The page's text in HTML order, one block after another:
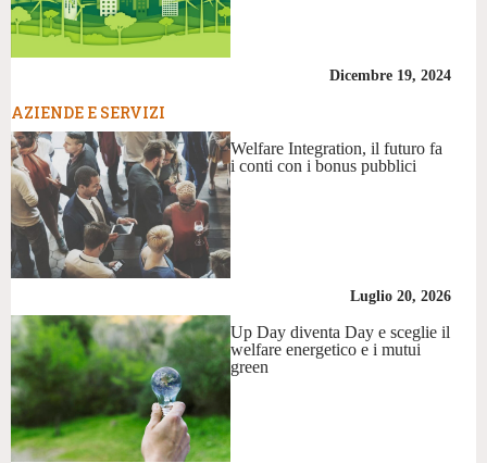
Dicembre 19, 2024
AZIENDE E SERVIZI
Welfare Integration, il futuro fa
i conti con i bonus pubblici
Luglio 20, 2026
Up Day diventa Day e sceglie il
welfare energetico e i mutui
green